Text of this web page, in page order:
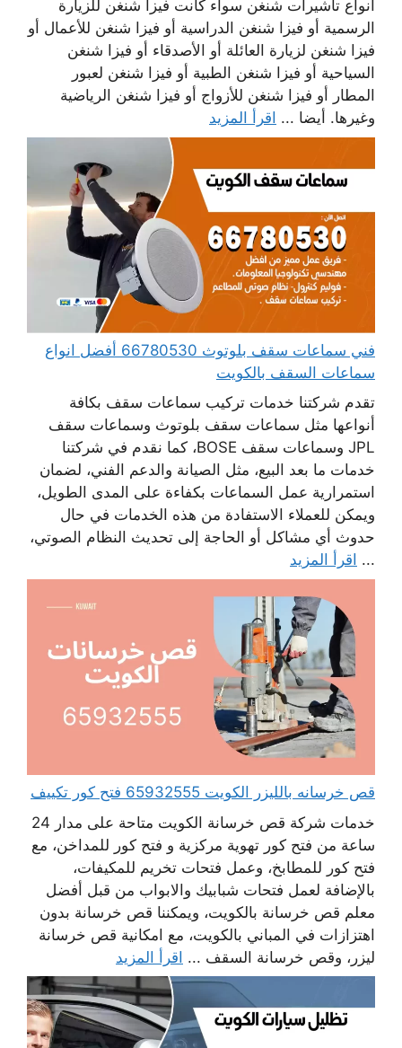
أنواع تأشيرات شنغن سواء كانت فيزا شنغن للزيارة
الرسمية أو فيزا شنغن الدراسية أو فيزا شنغن للأعمال أو
فيزا شنغن لزيارة العائلة أو الأصدقاء أو فيزا شنغن
السياحية أو فيزا شنغن الطبية أو فيزا شنغن لعبور
المطار أو فيزا شنغن للأزواج أو فيزا شنغن الرياضية
وغيرها. أيضا ... اقرأ المزيد
فني سماعات سقف بلوتوث 66780530 أفضل انواع
سماعات السقف بالكويت
تقدم شركتنا خدمات تركيب سماعات سقف بكافة
أنواعها مثل سماعات سقف بلوتوث وسماعات سقف
JPL وسماعات سقف BOSE، كما نقدم في شركتنا
خدمات ما بعد البيع، مثل الصيانة والدعم الفني، لضمان
استمرارية عمل السماعات بكفاءة على المدى الطويل،
ويمكن للعملاء الاستفادة من هذه الخدمات في حال
حدوث أي مشاكل أو الحاجة إلى تحديث النظام الصوتي،
... اقرأ المزيد
قص خرسانه بالليزر الكويت 65932555 فتح كور تكييف
خدمات شركة قص خرسانة الكويت متاحة على مدار 24
ساعة من فتح كور تهوية مركزية و فتح كور للمداخن، مع
فتح كور للمطابخ، وعمل فتحات تخريم للمكيفات،
بالإضافة لعمل فتحات شبابيك والابواب من قبل أفضل
معلم قص خرسانة بالكويت، ويمكننا قص خرسانة بدون
اهتزازات في المباني بالكويت، مع امكانية قص خرسانة
ليزر، وقص خرسانة السقف ... اقرأ المزيد